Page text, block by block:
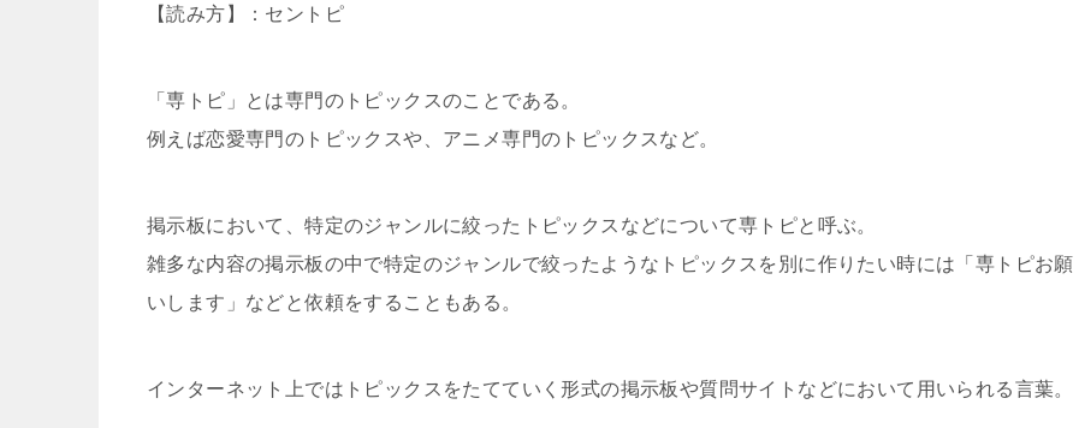
【読み方】：セントピ
「専トピ」とは専門のトピックスのことである。
例えば恋愛専門のトピックスや、アニメ専門のトピックスなど。
掲示板において、特定のジャンルに絞ったトピックスなどについて専トピと呼ぶ。
雑多な内容の掲示板の中で特定のジャンルで絞ったようなトピックスを別に作りたい時には「専トピお願
いします」などと依頼をすることもある。
インターネット上ではトピックスをたてていく形式の掲示板や質問サイトなどにおいて用いられる言葉。